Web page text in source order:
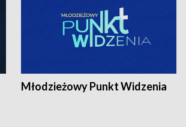
Młodzieżowy Punkt Widzenia